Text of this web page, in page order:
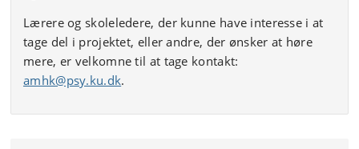
Lærere og skoleledere, der kunne have interesse i at
tage del i projektet, eller andre, der ønsker at høre
mere, er velkomne til at tage kontakt:
amhk@psy.ku.dk.